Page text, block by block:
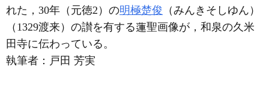
れた，30年（元徳2）の明極楚俊 （みんきそしゆん）
（1329渡来）の讃を有する蓮聖画像が，和泉の久米
田寺に伝わっている。
執筆者： 戸田 芳実